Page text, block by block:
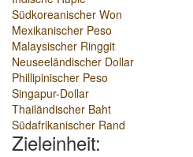
Südkoreanischer Won
Mexikanischer Peso
Malaysischer Ringgit
Neuseeländischer Dollar
Phillipinischer Peso
Singapur-Dollar
Thailändischer Baht
Südafrikanischer Rand
Zieleinheit: